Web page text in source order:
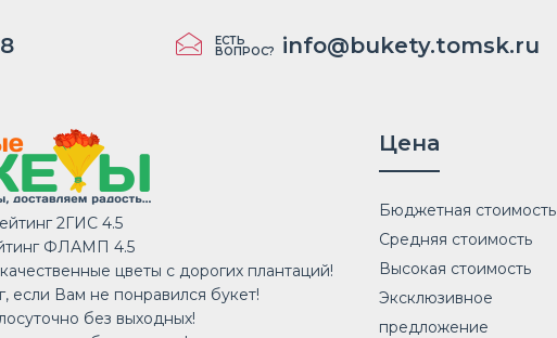
ЕСТЬ
ВОПРОС? info@bukety.tomsk.ru
Рейтинг 2ГИС 4.5
ФЛАМП 4.5
цветы с дорогих плантаций!
если Вам не понравился букет!
без выходных!
Цена
Бюджетная стоимость
Средняя стоимость
Высокая стоимость
Эксклюзивное
предложение